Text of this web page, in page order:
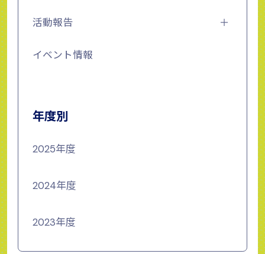
活動報告
イベント情報
年度別
2025年度
2024年度
2023年度